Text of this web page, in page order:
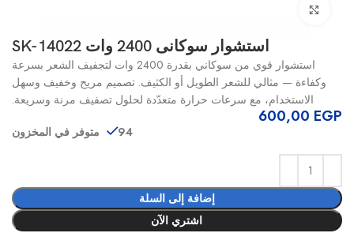
استشوار سوكانى 2400 وات SK-14022
استشوار قوي من سوكاني بقدرة 2400 وات لتجفيف الشعر بسرعة
وكفاءة — مثالي للشعر الطويل أو الكثيف. تصميم مريح وخفيف وسهل
الاستخدام، مع سرعات حرارة متعدّدة لحلول تصفيف مرنة وسريعة.
600,00 EGP
94 متوفر في المخزون
إضافة إلى السلة
اشتري الآن